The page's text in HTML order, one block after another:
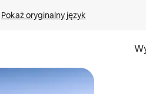
Pokaż oryginalny język